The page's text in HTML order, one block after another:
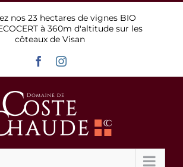
nos 23 hectares de vignes BIO
à 360m d'altitude sur les
côteaux de Visan
FacebookInstagram